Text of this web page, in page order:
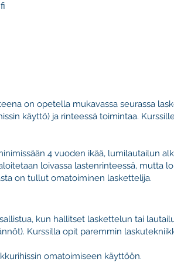
on opetella mukavassa seurassa
käyttö) ja rinteessä toimintaa.
4 vuoden ikää, lumilautailun
loivassa lastenrinteessä, mutta
on tullut omatoiminen laskettelija.
kun hallitset laskettelun tai
Kurssilla opit paremmin
omatoimiseen käyttöön.